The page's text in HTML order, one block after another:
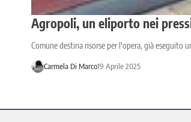
Agropoli, un eliporto nei
Comune destina risorse per l'opera, già eseguito
Carmela Di Marco19 Aprile 2025